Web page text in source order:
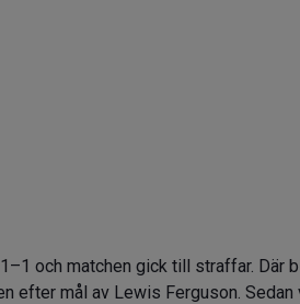
och matchen gick till straffar. Där
efter mål av Lewis Ferguson.